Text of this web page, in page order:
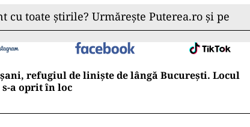
cu toate știrile? Urmărește Puterea.ro și pe
refugiul de liniște de lângă București. Locul
a oprit în loc